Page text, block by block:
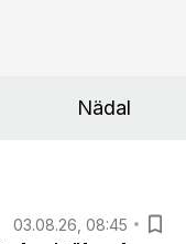
Nädal
03.08.26, 08:45